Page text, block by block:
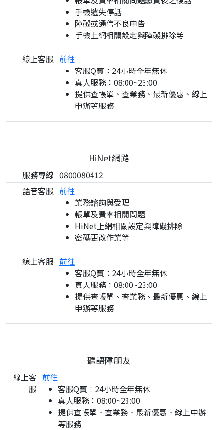
手機遺失停話
障礙或通信不良申告
手機上網相關設定與障礙排除等
線上客服 前往
客服Q寶：24小時全年無休
真人服務：08:00~23:00
提供查帳單、查業務、最新優惠、線上
申辦等服務
HiNet網路
服務專線 0800080412
語音客服 前往
業務諮詢與受理
帳單及費率相關問題
HiNet上網相關設定與障礙排除
密碼更改作業等
線上客服 前往
客服Q寶：24小時全年無休
真人服務：08:00~23:00
提供查帳單、查業務、最新優惠、線上
申辦等服務
聽語障朋友
線上客
服
前往
客服Q寶：24小時全年無休
真人服務：08:00~23:00
提供查帳單、查業務、最新優惠、線上申辦
等服務